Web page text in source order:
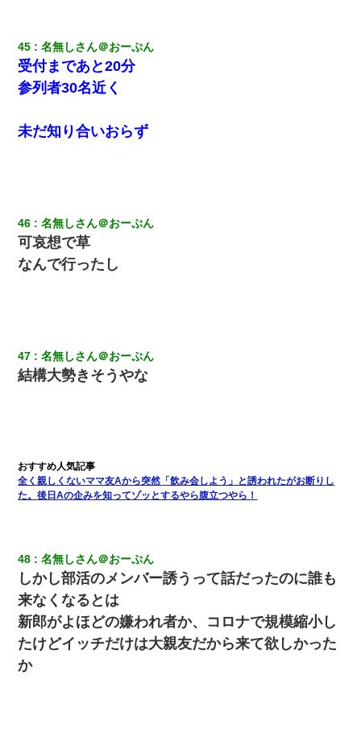
45 名無しさん＠おーぷん
受付まであと20分
参列者30名近く
未だ知り合いおらず
46 名無しさん＠おーぷん
可哀想で草
なんで行ったし
47 名無しさん＠おーぷん
結構大勢きそうやな
全く親しくないママ友Aから突然「飲み会しよう」と誘われたがお断りし
た。後日Aの企みを知ってゾッとするやら腹立つやら！
48 名無しさん＠おーぷん
しかし部活のメンバー誘うって話だったのに誰も
来なくなるとは
新郎がよほどの嫌われ者か、コロナで規模縮小し
たけどイッチだけは大親友だから来て欲しかった
か